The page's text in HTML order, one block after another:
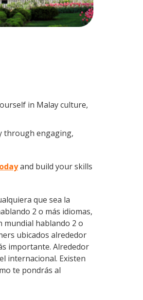
in Malay culture,
through engaging,
and build your skills
que sea la
2 o más idiomas,
mundial hablando 2 o
ubicados alrededor
importante. Alrededor
internacional. Existen
te pondrás al